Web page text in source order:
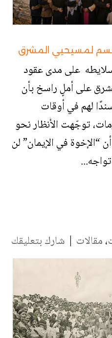
لمسيحيي المشرق
على مدى عقود
على أملٍ راسخ بأن
لهم في أوقات
توجّهت الأنظار نحو
“الإخوة في الإيمان” لن
،مقالات | شارك بتعليقك